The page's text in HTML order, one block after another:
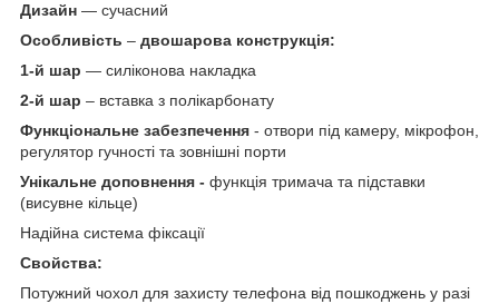
Дизайн — сучасний
Особливість – двошарова конструкція:
1-й шар — силіконова накладка
2-й шар – вставка з полікарбонату
Функціональне забезпечення - отвори під камеру, мікрофон,
регулятор гучності та зовнішні порти
Унікальне доповнення - функція тримача та підставки
(висувне кільце)
Надійна система фіксації
Свойства:
Потужний чохол для захисту телефона від пошкоджень у разі